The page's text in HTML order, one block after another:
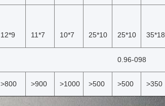
12*9 11*7 10*7 25*10 25*10 35*18
0.96-098
>800 >900 >1000 >500 >500 >350